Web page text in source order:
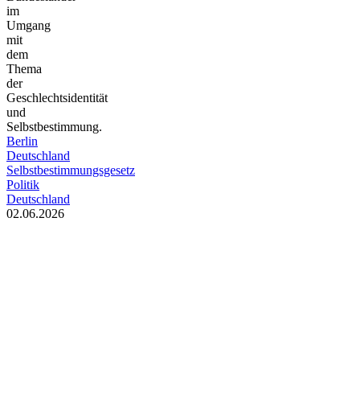
im
Umgang
mit
dem
Thema
der
Geschlechtsidentität
und
Selbstbestimmung.
Berlin
Deutschland
Selbstbestimmungsgesetz
Politik
Deutschland
02.06.2026